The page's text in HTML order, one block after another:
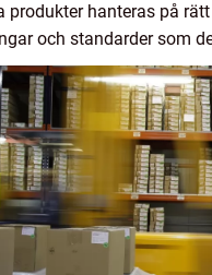
hanteras på
och standarder som